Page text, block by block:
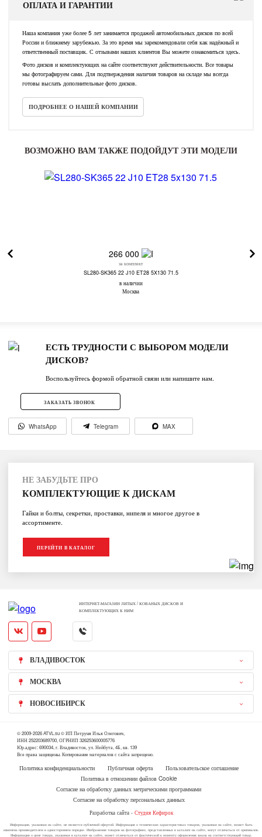
ОПЛАТА И ГАРАНТИИ
Наша компания уже более 5 лет занимается продажей автомобильных дисков по всей
России и ближнему зарубежью. За это время мы зарекомендовали себя как надёжный и
ответственный поставщик. С отзывами наших клиентов Вы можете ознакомиться здесь.
Фото дисков и комплектующих на сайте соответствуют действительности. Все товары
мы фотографируем сами. Для подтверждения наличия товаров на складе мы всегда
готовы выслать дополнительные фото дисков.
ПОДРОБНЕЕ О НАШЕЙ КОМПАНИИ
ВОЗМОЖНО ВАМ ТАКЖЕ ПОДОЙДУТ ЭТИ МОДЕЛИ
266 000
за комплект
SL280-SK365 22 J10 ET28 5X130 71.5
в наличии
Москва
ЕСТЬ ТРУДНОСТИ С ВЫБОРОМ МОДЕЛИ
ДИСКОВ?
Воспользуйтесь формой обратной связи или напишите нам.
ЗАКАЗАТЬ ЗВОНОК
WhatsApp Telegram MAX
НЕ ЗАБУДЬТЕ ПРО
КОМПЛЕКТУЮЩИЕ К ДИСКАМ
Гайки и болты, секретки, проставки, нипеля и многое другое в
ассортименте.
ПЕРЕЙТИ В КАТАЛОГ
ИНТЕРНЕТ-МАГАЗИН ЛИТЫХ / КОВАНЫХ ДИСКОВ И
КОМПЛЕКТУЮЩИХ К НИМ
ВЛАДИВОСТОК
МОСКВА
НОВОСИБИРСК
© 2009-2026 ATVL.su © ИП Петруня Илья Олегович,
ИНН 252203689700, ОГРНИП 326253600005776
Юр.адрес: 690034, г. Владивосток, ул. Нейбута, 4Б, кв. 139
Все права защищены. Копирование материалов с сайта запрещено.
Политика конфиденциальности Публичная оферта
Пользовательское соглашение
Политика в отношении файлов Cookie
Согласие на обработку данных метрическими программами
Согласие на обработку персональных данных
Разработка сайта - Студия Кефирок
Информация, указанная на сайте, не является публичной офертой. Информация о технических характеристиках товаров, указанная на сайте, может быть
изменена производителем в одностороннем порядке. Изображения товаров на фотографиях, представленных в каталоге на сайте, могут отличаться от оригиналов.
Информация о цене товара, указанная в каталоге на сайте, может отличаться от фактической к моменту оформления заказа на соответствующий товар.